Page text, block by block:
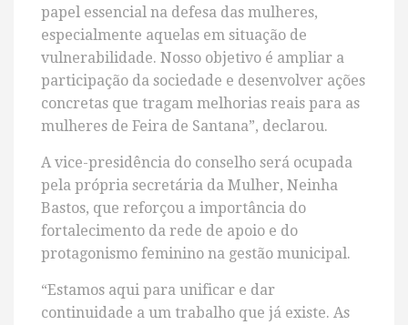
papel essencial na defesa das mulheres,
especialmente aquelas em situação de
vulnerabilidade. Nosso objetivo é ampliar a
participação da sociedade e desenvolver ações
concretas que tragam melhorias reais para as
mulheres de Feira de Santana”, declarou.
A vice-presidência do conselho será ocupada
pela própria secretária da Mulher, Neinha
Bastos, que reforçou a importância do
fortalecimento da rede de apoio e do
protagonismo feminino na gestão municipal.
“Estamos aqui para unificar e dar
continuidade a um trabalho que já existe. As